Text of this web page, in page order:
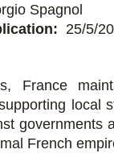
Spagnol
25/5/
France
local
governments
French